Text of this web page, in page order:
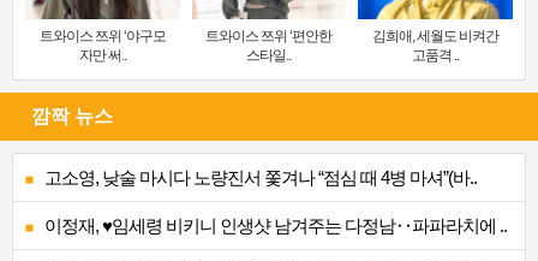
트와이스 쯔위 ‘야구모
자만 써..
트와이스 쯔위 ‘편안한
스타일..
김희애, 세월도 비켜간
고품격 ..
깜짝 뉴스
고소영, 낮술 마시다 노량진서 쫓겨나 “점심 때 4병 마셔”(바..
이정재, ♥임세령 비키니 인생샷 남겨주는 다정남‥파파라치에 ..